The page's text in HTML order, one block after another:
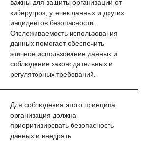
важны для защиты организации от
киберугроз, утечек данных и других
инцидентов безопасности.
Отслеживаемость использования
данных помогает обеспечить
этичное использование данных и
соблюдение законодательных и
регуляторных требований.
Для соблюдения этого принципа
организация должна
приоритизировать безопасность
данных и внедрять